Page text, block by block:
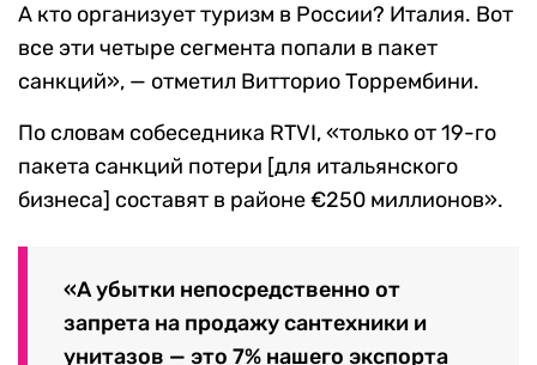
А кто организует туризм в России? Италия. Вот
все эти четыре сегмента попали в пакет
санкций», — отметил Витторио Торрембини.
По словам собеседника RTVI, «только от 19-го
пакета санкций потери [для итальянского
бизнеса] составят в районе €250 миллионов».
«А убытки непосредственно от
запрета на продажу сантехники и
унитазов — это 7% нашего экспорта